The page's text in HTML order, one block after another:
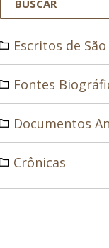
Escritos de
Fontes
Documentos
Crônicas